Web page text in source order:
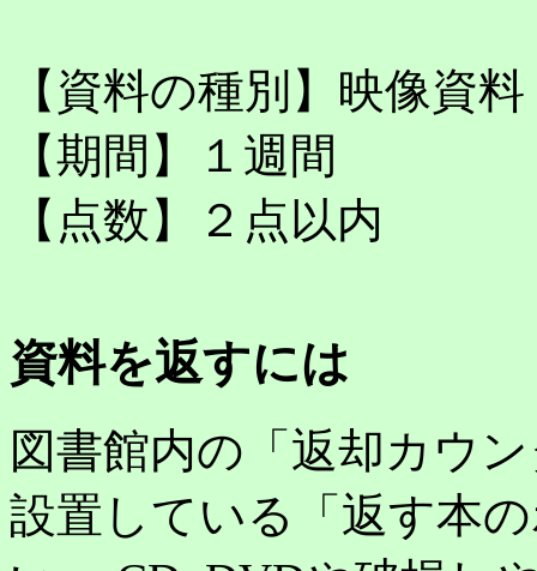
【資料の種別】映像資
【期間】１週間
【点数】２点以内
資料を返すには
図書館内の「返却カウ
設置している「返す本